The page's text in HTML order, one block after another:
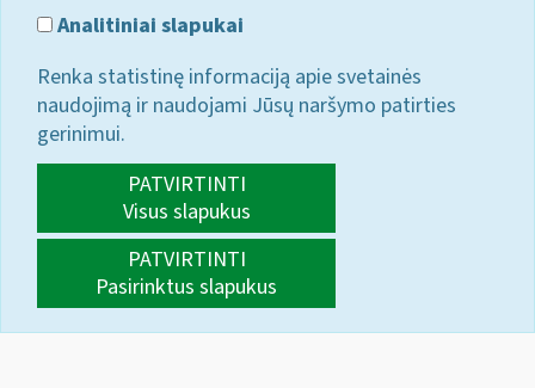
Analitiniai slapukai
Renka statistinę informaciją apie svetainės
naudojimą ir naudojami Jūsų naršymo patirties
gerinimui.
PATVIRTINTI
Visus slapukus
PATVIRTINTI
Pasirinktus slapukus